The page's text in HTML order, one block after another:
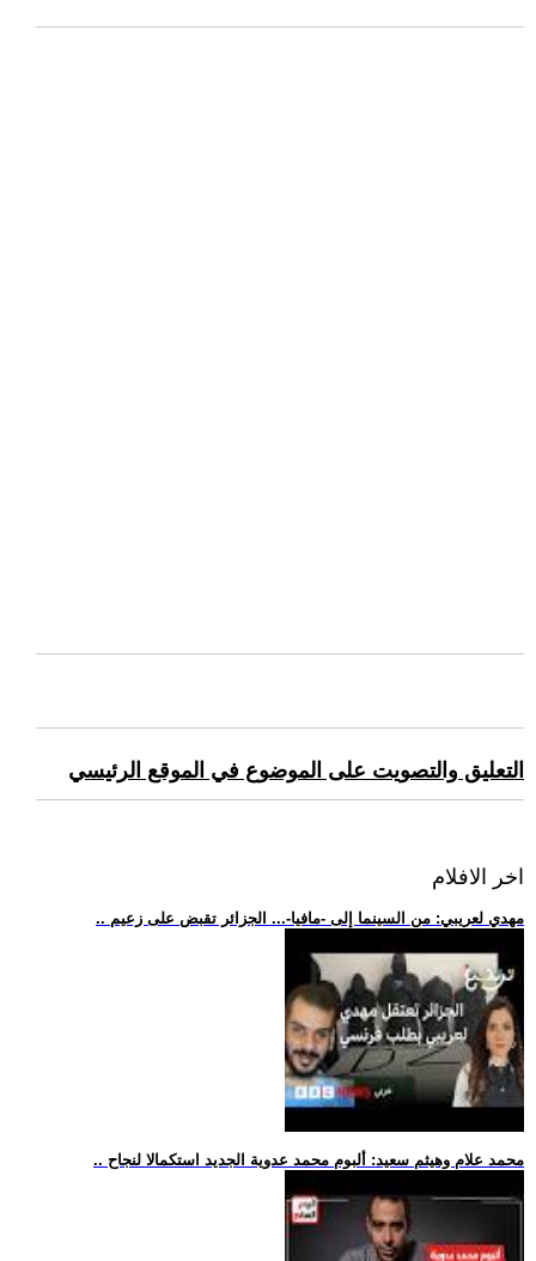
التعليق والتصويت على الموضوع في الموقع الرئيسي
اخر الافلام
.. مهدي لعريبي: من السينما إلى -مافيا-... الجزائر تقبض على زعيم
.. محمد علام وهيثم سعيد: ألبوم محمد عدوية الجديد استكمالا لنجاح